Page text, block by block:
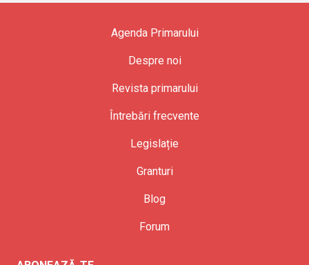
Agenda Primarului
Despre noi
Revista primarului
Întrebări frecvente
Legislație
Granturi
Blog
Forum